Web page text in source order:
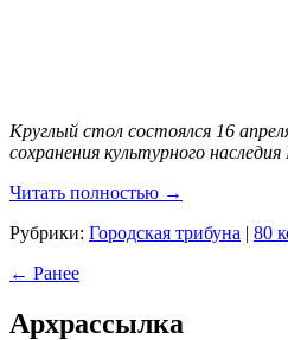
Круглый стол состоялся 16
сохранения культурного наследия
Читать полностью →
Рубрики: Городская трибуна | 80
← Ранее
Архрассылка